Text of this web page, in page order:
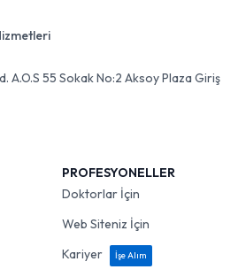
A.O.S 55 Sokak No:2 Aksoy Plaza Giriş
PROFESYONELLER
Doktorlar İçin
Web Siteniz İçin
Kariyer
İşe Alım